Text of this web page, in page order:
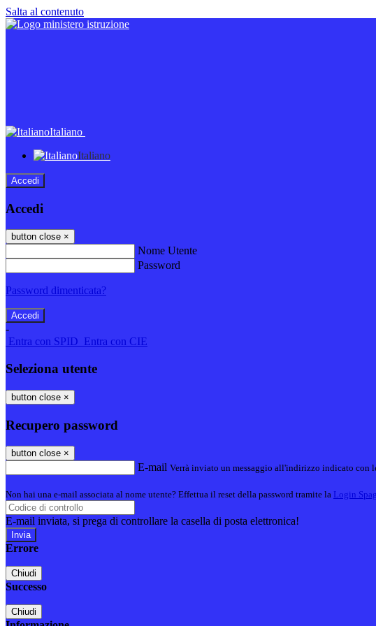
Salta al contenuto
Italiano
Italiano
Accedi
Accedi
button close ×
Nome Utente
Password
Password dimenticata?
-
Entra con SPID Entra con CIE
Seleziona utente
button close ×
Recupero password
button close ×
E-mail Verrà inviato un messaggio all'indirizzo indicato con
Non hai una e-mail associata al nome utente? Effettua il reset della password tramite la Login
E-mail inviata, si prega di controllare la casella di posta elettronica!
Errore
Chiudi
Successo
Chiudi